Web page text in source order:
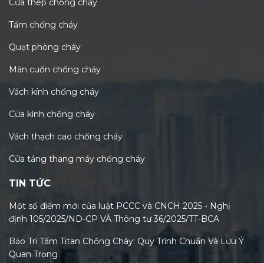
Cửa thép chống cháy
Tấm chống cháy
Quạt phòng cháy
Màn cuốn chống cháy
Vách kính chống cháy
Cửa kính chống cháy
Vách thạch cao chống cháy
Cửa tầng thang máy chống cháy
TIN TỨC
Một số điểm mới của luật PCCC và CNCH 2025 - Nghị
định 105/2025/ND-CP VÀ Thông tư 36/2025/TT-BCA
Bảo Trì Tấm Titan Chống Cháy: Quy Trình Chuẩn Và Lưu Ý
Quan Trọng